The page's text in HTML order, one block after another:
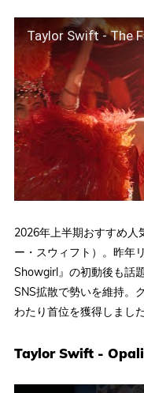
2026年上半期おすすめ
ー・スウィフト）。昨年
Showgirl』の初動後も話
SNS拡散で勢いを維持。
わたり首位を獲得しました
Taylor Swift -